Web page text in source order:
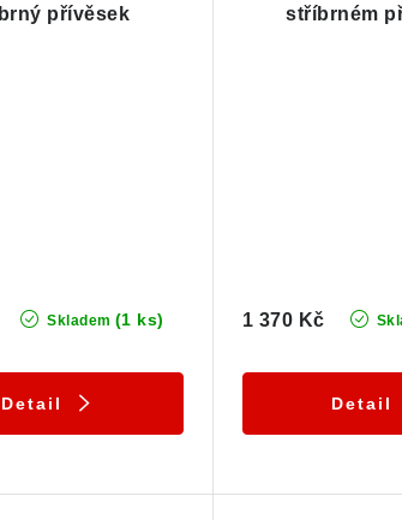
přívěsek
Skladem (1 ks)
Detail
stříbrném
1 370 Kč
Detail